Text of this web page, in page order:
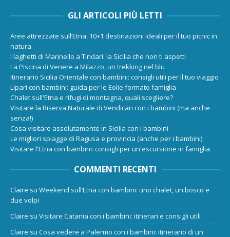
GLI ARTICOLI PIÙ LETTI
Aree attrezzate sull’Etna: 10+1 destinazioni ideali per il tuo picnic in
natura
I laghetti di Marinello a Tindari: la Sicilia che non ti aspetti
La Piscina di Venere a Milazzo, un trekking nel blu
Itinerario Sicilia Orientale con bambini: consigli utili per il tuo viaggio
Lipari con bambini: guida per le Eolie formato famiglia
Chalet sull'Etna e rifugi di montagna, quali scegliere?
Visitare la Riserva Naturale di Vendicari con i bambini (ma anche
senza!)
Cosa visitare assolutamente in Sicilia con i bambini
Le migliori spiagge di Ragusa e provincia (anche per i bambini)
Visitare l'Etna con bambini: consigli per un'escursione in famiglia
COMMENTI RECENTI
Claire su Weekend sull’Etna con bambini: uno chalet, un bosco e
due volpi
Claire su Visitare Catania con i bambini: itinerari e consigli utili
Claire su Cosa vedere a Palermo con i bambini: itinerario di un